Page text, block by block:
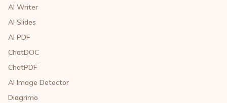
AI Writer
AI Slides
AI PDF
ChatDOC
ChatPDF
AI Image Detector
Diagrimo